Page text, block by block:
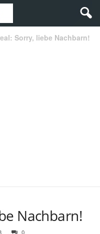
Sorry, liebe Nachbarn!
Nachbarn!
0